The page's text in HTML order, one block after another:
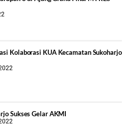
Kolaborasi KUA Kecamatan Sukoharjo
Sukses Gelar AKMI